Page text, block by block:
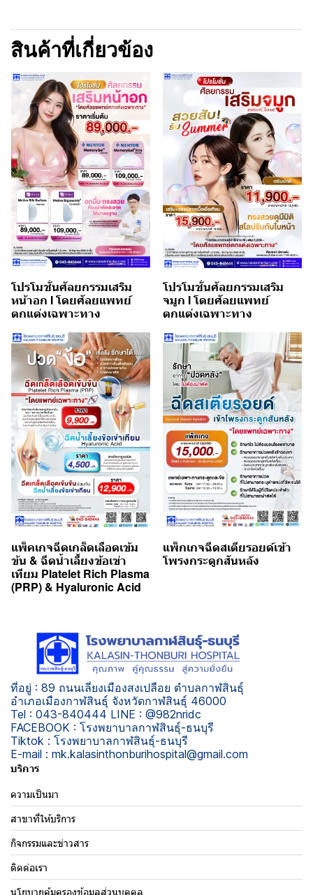
สินค้าที่เกี่ยวข้อง
โปรโมชั่นศัลยกรรมเสริม
หน้าอก I โดยศัลยแพทย์
ตกแต่งเฉพาะทาง
โปรโมชั่นศัลยกรรมเสริม
จมูก I โดยศัลยแพทย์
ตกแต่งเฉพาะทาง
แพ็คเกจฉีดเกล็ดเลือดเข้ม
ข้น & ฉีดน้ำเลี้ยงข้อเข่า
เทียม Platelet Rich Plasma
(PRP) & Hyaluronic Acid
แพ็กเกจฉีดสเตียรอยด์เข้า
โพรงกระดูกสันหลัง
ที่อยู่ : 89 ถนนเลี่ยงเมืองสงเปลือย ตำบลกาฬสินธุ์
อำเภอเมืองกาฬสินธุ์ จังหวัดกาฬสินธุ์ 46000
Tel : 043-840444 LINE : @982nridc
FACEBOOK : โรงพยาบาลกาฬสินธุ์-ธนบุรี
Tiktok : โรงพยาบาลกาฬสินธุ์-ธนบุรี
E-mail : mk.kalasinthonburihospital@gmail.com
บริการ
ความเป็นมา
สาขาที่ให้บริการ
กิจกรรมและข่าวสาร
ติดต่อเรา
นโยบายคุ้มครองข้อมูลส่วนบุคคล